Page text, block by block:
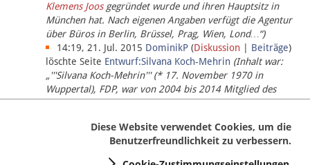
Klemens Joosgegründet wurde und ihren Hauptsitz in
München hat. Nach eigenen Angaben verfügt die Agentur
über Büros in Berlin, Brüssel, Prag, Wien, Lond…“)
14:19, 21. Jul. 2015 DominikP (Diskussion Beiträge)
löschte Seite Entwurf:Silvana Koch-Mehrin (Inhalt war:
„'''Silvana Koch-Mehrin''' (* 17. November 1970 in
Wuppertal), FDP, war von 2004 bis 2014 Mitglied des
Europäischen Parlaments, seit November 2014 ist sie für
Diese Website verwendet Cookies, um die
Benutzerfreundlichkeit zu verbessern.